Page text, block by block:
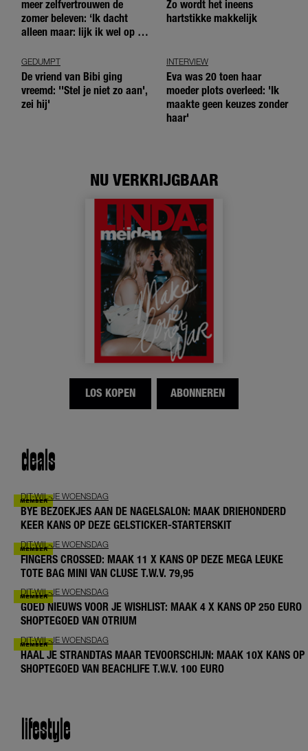
meer zelfvertrouwen de
zomer beleven: ‘Ik dacht
alleen maar: lijk ik wel op de
Zo wordt het ineens
hartstikke makkelijk
GEDUMPT
De vriend van Bibi ging
vreemd: ''Stel je niet zo aan',
zei hij'
INTERVIEW
Eva was 20 toen haar
moeder plots overleed: 'Ik
maakte geen keuzes zonder
haar'
NU VERKRIJGBAAR
LOS KOPEN ABONNEREN
deals
DIT-WIL-JE WOENSDAG
BYE BEZOEKJES AAN DE NAGELSALON: MAAK DRIEHONDERD
KEER KANS OP DEZE GELSTICKER-STARTERSKIT
DIT-WIL-JE WOENSDAG
FINGERS CROSSED: MAAK 11 X KANS OP DEZE MEGA LEUKE
TOTE BAG MINI VAN CLUSE T.W.V. 79,95
DIT-WIL-JE WOENSDAG
GOED NIEUWS VOOR JE WISHLIST: MAAK 4 X KANS OP 250 EURO
SHOPTEGOED VAN OTRIUM
DIT-WIL-JE WOENSDAG
HAAL JE STRANDTAS MAAR TEVOORSCHIJN: MAAK 10X KANS OP
SHOPTEGOED VAN BEACHLIFE T.W.V. 100 EURO
lifestyle